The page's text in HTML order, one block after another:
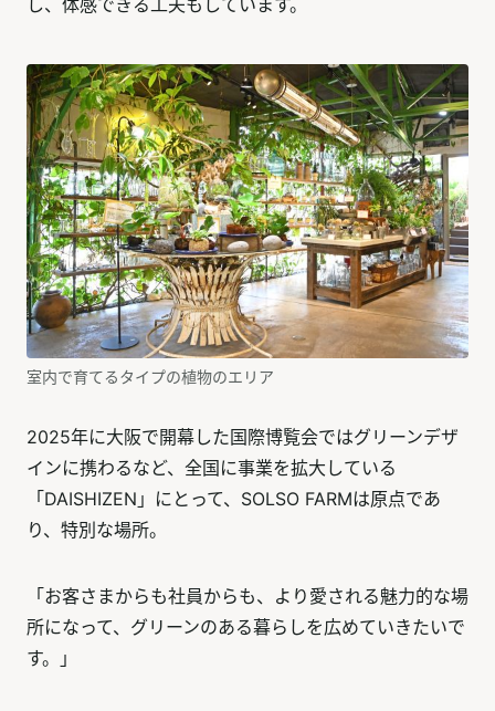
室内で育てるタイプの植物のエリア
2025年に大阪で開幕した国際博覧会ではグリーンデザ
インに携わるなど、全国に事業を拡大している
「DAISHIZEN」にとって、SOLSO FARMは原点であ
り、特別な場所。
「お客さまからも社員からも、より愛される魅力的な場
所になって、グリーンのある暮らしを広めていきたいで
す。」